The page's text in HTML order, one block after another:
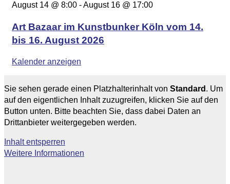
August 14 @ 8:00 -August 16 @ 17:00
Art Bazaar im Kunstbunker Köln vom 14.
bis 16. August 2026
Kalender anzeigen
Sie sehen gerade einen Platzhalterinhalt von Standard . Um
auf den eigentlichen Inhalt zuzugreifen, klicken Sie auf den
Button unten. Bitte beachten Sie, dass dabei Daten an
Drittanbieter weitergegeben werden.
Inhalt entsperren
Weitere Informationen